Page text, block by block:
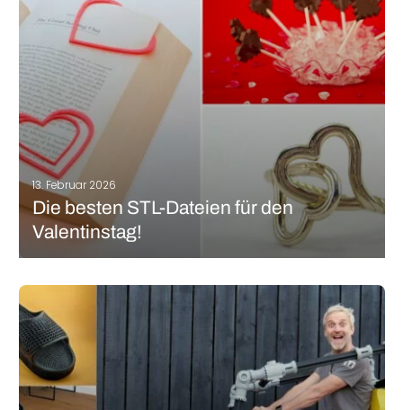
MEHR LESEN
13. Februar 2026
Die besten STL-Dateien für den
Valentinstag!
wahrscheinlich einer der beliebtesten Festtage auf der ganzen
Welt. Wie Sie vielleicht wissen, wird der Valentinstag am 14.
Februar gefeiert, also am kommenden Montag! Sie haben also
noch ein paar…
MEHR LESEN